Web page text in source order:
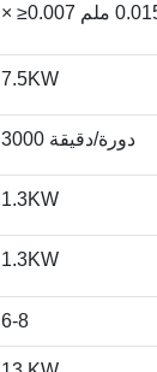
7.5KW
3000 دورة/دقيقة
1.3KW
1.3KW
6-8